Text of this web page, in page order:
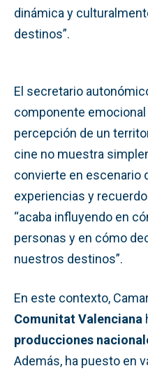
dinámica y
destinos”.
El secretario
componente emocional
percepción de un
cine no muestra
convierte en escenario
experiencias y
“acaba influyendo en
personas y en cómo
nuestros destinos”.
En este contexto,
Comunitat Valenciana
producciones
Además, ha puesto en